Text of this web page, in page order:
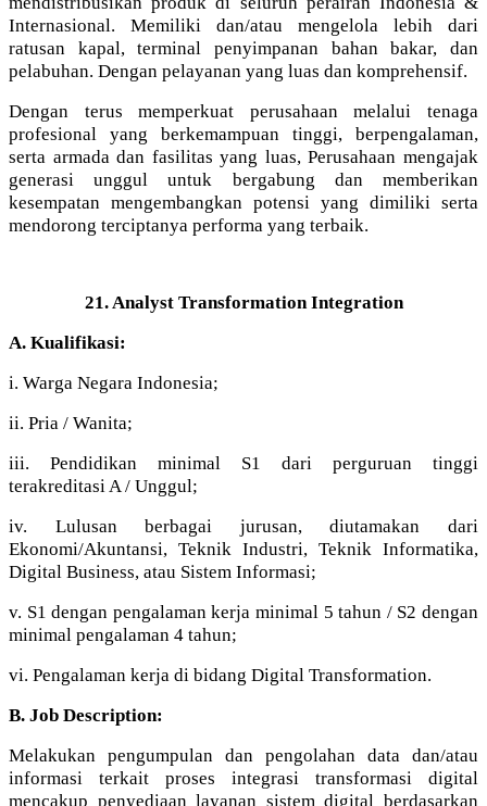
Internasional. Memiliki dan/atau mengelola lebih dari
ratusan kapal, terminal penyimpanan bahan bakar, dan
pelabuhan. Dengan pelayanan yang luas dan komprehensif.
Dengan terus memperkuat perusahaan melalui tenaga
profesional yang berkemampuan tinggi, berpengalaman,
serta armada dan fasilitas yang luas, Perusahaan mengajak
generasi unggul untuk bergabung dan memberikan
kesempatan mengembangkan potensi yang dimiliki serta
mendorong terciptanya performa yang terbaik.
21. Analyst Transformation Integration
A. Kualifikasi:
i. Warga Negara Indonesia;
ii. Pria / Wanita;
iii. Pendidikan minimal S1 dari perguruan tinggi
terakreditasi A / Unggul;
iv. Lulusan berbagai jurusan, diutamakan dari
Ekonomi/Akuntansi, Teknik Industri, Teknik Informatika,
Digital Business, atau Sistem Informasi;
v. S1 dengan pengalaman kerja minimal 5 tahun / S2 dengan
minimal pengalaman 4 tahun;
vi. Pengalaman kerja di bidang Digital Transformation.
B. Job Description:
Melakukan pengumpulan dan pengolahan data dan/atau
informasi terkait proses integrasi transformasi digital
mencakup penyediaan layanan sistem digital berdasarkan